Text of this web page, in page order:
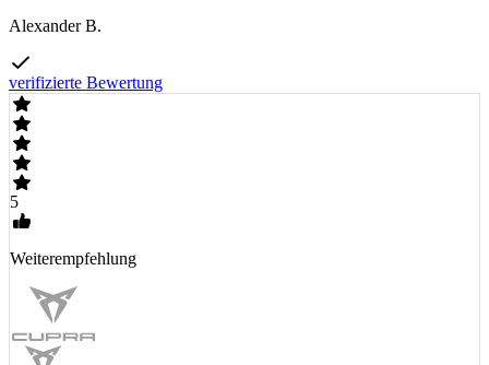
Alexander B.
verifizierte Bewertung
5
Weiterempfehlung